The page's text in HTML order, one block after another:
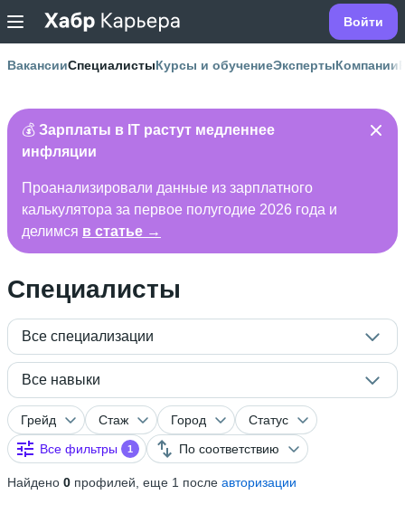
Войти
ВакансииСпециалистыКурсы и обучениеЭкспертыКомпании
💰 Зарплаты в IT растут медленнее
инфляции
Проанализировали данные из зарплатного
калькулятора за первое полугодие 2026 года и
делимся в статье →
Специалисты
Все специализации
Все навыки
Грейд Стаж Город
Статус
Все фильтры
1 По соответствию
Найдено 0 профилей, еще 1 после авторизации